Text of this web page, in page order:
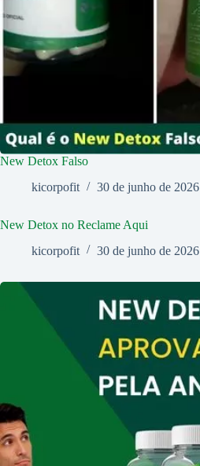
New Detox Falso
kicorpofit
30 de junho de 2026
New Detox no Reclame Aqui
kicorpofit
30 de junho de 2026